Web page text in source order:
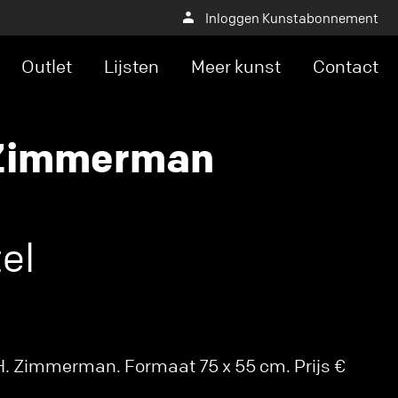
Inloggen Kunstabonnement
Outlet Lijsten Meer kunst Contact
Zimmerman. Formaat 75 x 55 cm. Prijs €